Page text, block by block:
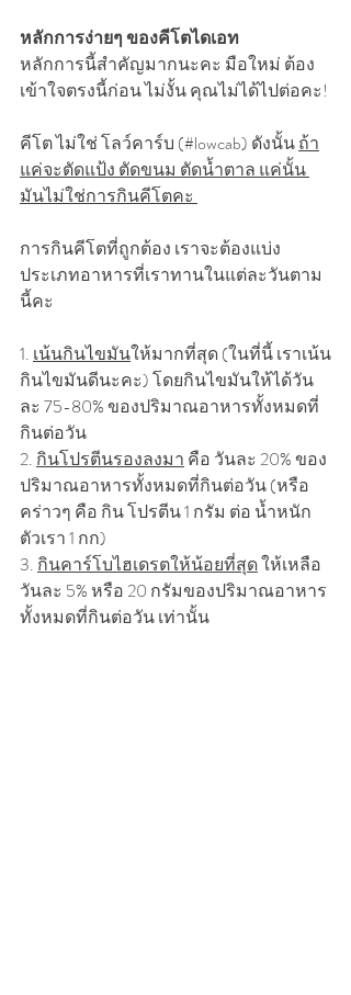
หลักการง่ายๆ ของคีโตไดเอท
หลักการนี้สำคัญมากนะคะ มือใหม่ ต้อง
เข้าใจตรงนี้ก่อน ไม่งั้น คุณไม่ได้ไปต่อคะ!
คีโต ไม่ใช่ โลว์คาร์บ (#lowcab) ดังนั้น ถ้า
แค่จะตัดแป้ง ตัดขนม ตัดน้ำตาล แค่นั้น
มันไม่ใช่การกินคีโตคะ
การกินคีโตที่ถูกต้อง เราจะต้องแบ่ง
ประเภทอาหารที่เราทานในแต่ละวันตาม
นี้คะ
1. เน้นกินไขมันให้มากที่สุด (ในที่นี้ เราเน้น
กินไขมันดีนะคะ) โดยกินไขมันให้ได้วัน
ละ 75-80% ของปริมาณอาหารทั้งหมดที่
กินต่อวัน
2. กินโปรตีนรองลงมา คือ วันละ 20% ของ
ปริมาณอาหารทั้งหมดที่กินต่อวัน (หรือ
คร่าวๆ คือ กิน โปรตีน 1 กรัม ต่อ น้ำหนัก
ตัวเรา 1 กก)
3. กินคาร์โบไฮเดรตให้น้อยที่สุด ให้เหลือ
วันละ 5% หรือ 20 กรัมของปริมาณอาหาร
ทั้งหมดที่กินต่อวัน เท่านั้น